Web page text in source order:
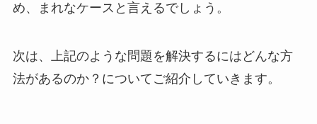
め、まれなケースと言えるでしょう。
次は、上記のような問題を解決するにはどんな方
法があるのか？についてご紹介していきます。